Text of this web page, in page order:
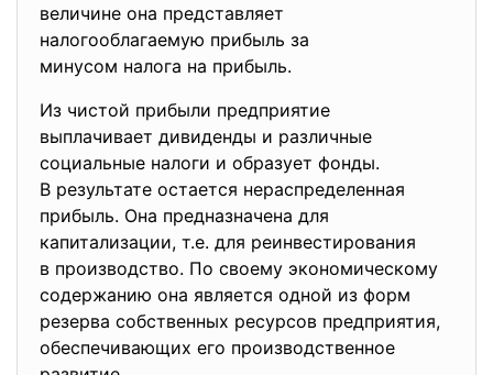
величине она представляет
налогооблагаемую прибыль за
минусом налога на прибыль.
Из чистой прибыли предприятие
выплачивает дивиденды и различные
социальные налоги и образует фонды.
В результате остается нераспределенная
прибыль. Она предназначена для
капитализации, т.е. для реинвестирования
в производство. По своему экономическому
содержанию она является одной из форм
резерва собственных ресурсов предприятия,
обеспечивающих его производственное